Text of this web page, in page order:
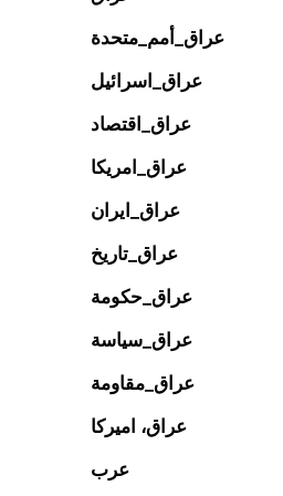
عراق_أمم_متحدة
عراق_اسرائيل
عراق_اقتصاد
عراق_امريكا
عراق_ايران
عراق_تاريخ
عراق_حكومة
عراق_سياسة
عراق_مقاومة
عراق، اميركا
عرب